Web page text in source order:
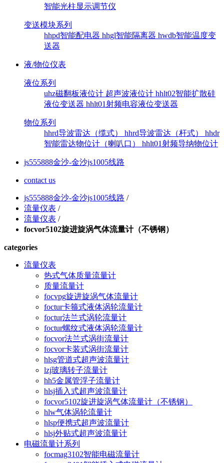
智能光柱显示调节仪
变送模块系列
hhpd智能配电器 hhgl智能隔离器 hwdb智能温度变
送器
液/物位仪表
液位系列
uhz磁翻板液位计 超声波液位计 hhlt02智能扩散硅
液位变送器 hhlt01射频电容液位变送器
物位系列
hhrd导波雷达（缆式） hhrd导波雷达（杆式） hhdr
智能雷达物位计（喇叭口） hhlt01射频导纳物位计
js555888金沙-金沙js1005线路
contact us
js555888金沙-金沙js1005线路 /
流量仪表 /
流量仪表 /
focvor5102旋进旋涡气体流量计（不锈钢）
categories
流量仪表
热式气体质量流量计
质量流量计
focvpg旋进旋涡气体流量计
foctur卡箍式液体涡轮流量计
foctur法兰式涡轮流量计
foctur螺纹式液体涡轮流量计
focvor法兰式涡街流量计
focvor卡装式涡街流量计
hlsg管道式超声波流量计
lzj玻璃转子流量计
hh5金属管浮子流量计
hlsj插入式超声波流量计
focvor5102旋进旋涡气体流量计（不锈钢）
hlw气体涡轮流量计
hlsp便携式超声波流量计
hlsj外贴式超声波流量计
电磁流量计系列
focmag3102智能电磁流量计